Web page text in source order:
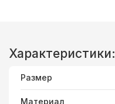
Характеристики:
Размер
Материал